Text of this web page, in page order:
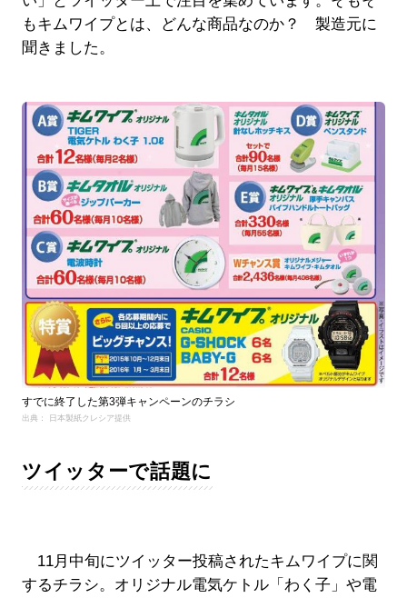
もキムワイプとは、どんな商品なのか？ 製造元に
聞きました。
すでに終了した第3弾キャンペーンのチラシ
出典： 日本製紙クレシア提供
ツイッターで話題に
11月中旬にツイッター投稿されたキムワイプに関
するチラシ。オリジナル電気ケトル「わく子」や電